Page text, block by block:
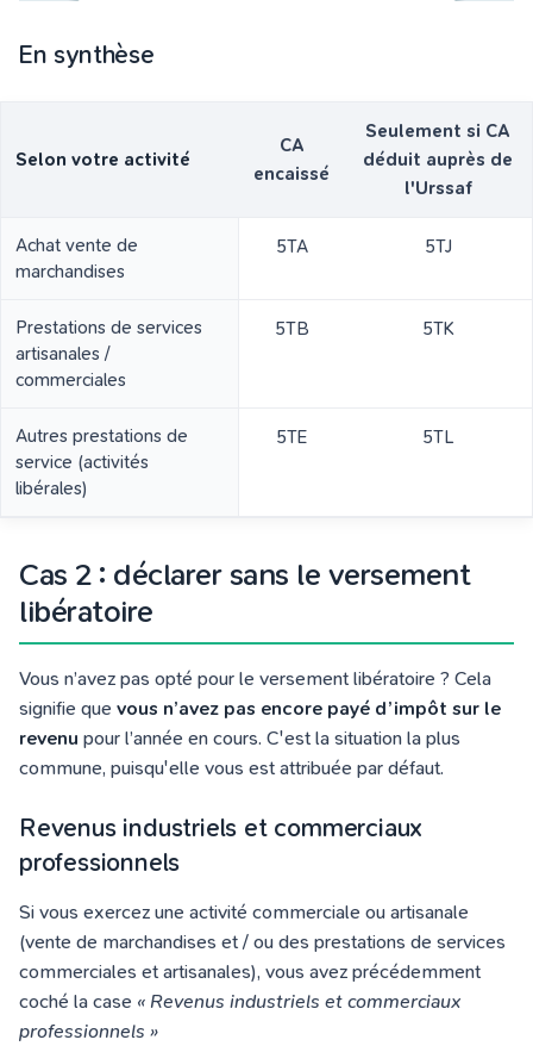
En synthèse
Selon votre activité
CA
encaissé
Seulement si CA
déduit auprès de
l'Urssaf
Achat vente de
marchandises
5TA 5TJ
Prestations de services
artisanales /
commerciales
5TB 5TK
Autres prestations de
service (activités
libérales)
5TE 5TL
Cas 2 : déclarer sans le versement
libératoire
Vous n’avez pas opté pour le versement libératoire ? Cela
signifie que vous n’avez pas encore payé d’impôt sur le
revenu pour l’année en cours. C'est la situation la plus
commune, puisqu'elle vous est attribuée par défaut.
Revenus industriels et commerciaux
professionnels
Si vous exercez une activité commerciale ou artisanale
(vente de marchandises et / ou des prestations de services
commerciales et artisanales), vous avez précédemment
coché la case « Revenus industriels et commerciaux
professionnels »